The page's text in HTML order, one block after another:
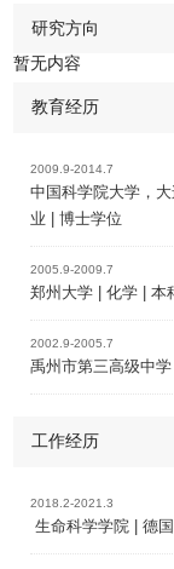
研究方向
暂无内容
教育经历
2009.9-2014.7
中国科学院大学，
业 | 博士学位
2005.9-2009.7
郑州大学 | 化学 | 本
2002.9-2005.7
禹州市第三高级中
工作经历
2018.2-2021.3
生命科学学院 | 德